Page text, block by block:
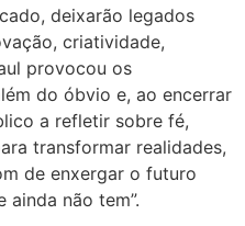
deixarão legados
criatividade,
provocou os
do óbvio e, ao encerrar
a refletir sobre fé,
transformar realidades,
de enxergar o futuro
não tem”.